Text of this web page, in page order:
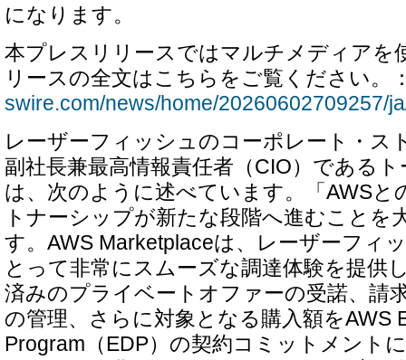
になります。
本プレスリリースではマルチメディアを
リースの全文はこちらをご覧ください。
swire.com/news/home/20260602709257/
レーザーフィッシュのコーポレート・ス
副社長兼最高情報責任者（CIO）である
は、次のように述べています。「AWSと
トナーシップが新たな段階へ進むことを
す。AWS Marketplaceは、レーザーフィ
とって非常にスムーズな調達体験を提供
済みのプライベートオファーの受諾、請
の管理、さらに対象となる購入額をAWS
Program（EDP）の契約コミットメント